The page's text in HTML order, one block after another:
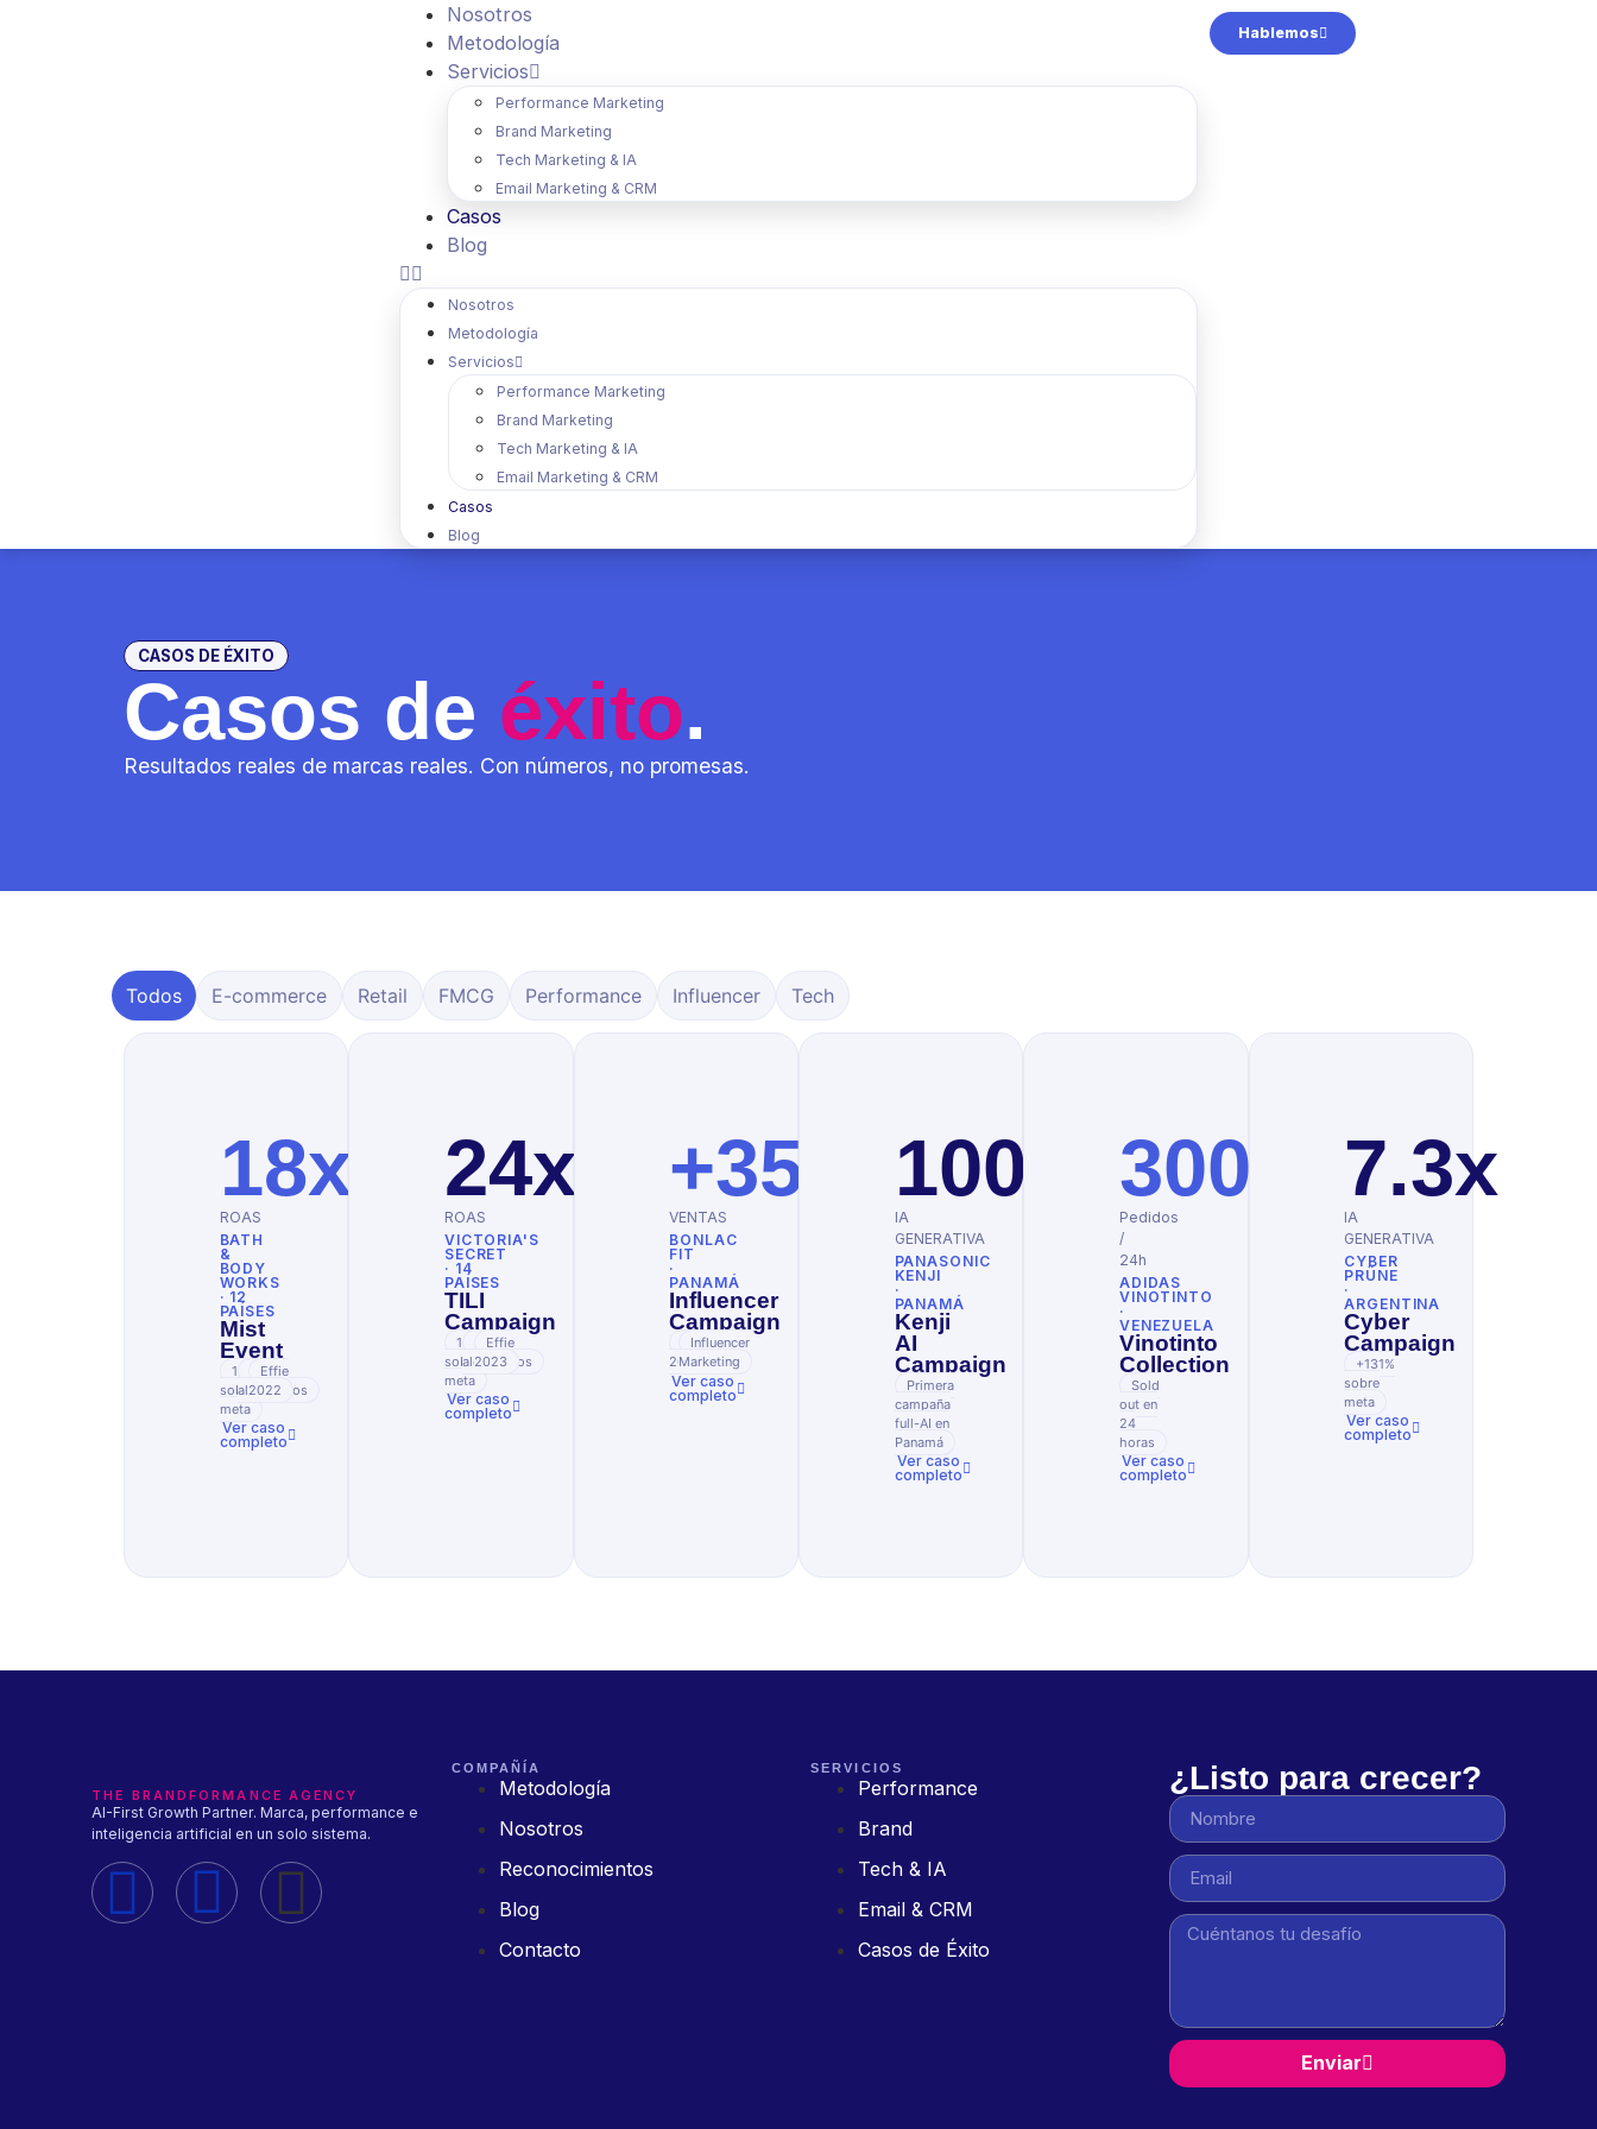
Nosotros
Metodología
Servicios
Performance Marketing
Brand Marketing
Tech Marketing & IA
Email Marketing & CRM
Casos
Blog
Nosotros
Metodología
Servicios
Performance Marketing
Brand Marketing
Tech Marketing & IA
Email Marketing & CRM
Casos
Blog
Hablemos
CASOS DE ÉXITO
Casos de éxito.
Resultados reales de marcas reales. Con números, no promesas.
Todos E-commerce Retail FMCG Performance Influencer Tech
18x
ROAS
BATH
&
BODY
WORKS
· 12
PAÍSES
Mist
Event
122%
sobre
meta
1.1M
alcanzados
Effie
2022
Ver caso
completo
24x
ROAS
VICTORIA'S
SECRET
· 14
PAÍSES
TILI
Campaign
165%
sobre
meta
2M
alcanzados
Effie
2023
Ver caso
completo
+350%
VENTAS
BONLAC
FIT
·
PANAMÁ
Influencer
Campaign
Effie
2025
Influencer
Marketing
Ver caso
completo
100%
IA
GENERATIVA
PANASONIC
KENJI
·
PANAMÁ
Kenji
AI
Campaign
Primera
campaña
full-AI en
Panamá
Ver caso
completo
300
Pedidos
/
24h
ADIDAS
VINOTINTO
·
VENEZUELA
Vinotinto
Collection
Sold
out en
24
horas
Ver caso
completo
7.3x
IA
GENERATIVA
CYBER
PRÜNE
·
ARGENTINA
Cyber
Campaign
+131%
sobre
meta
Ver caso
completo
THE BRANDFORMANCE AGENCY
AI-First Growth Partner. Marca, performance e
inteligencia artificial en un solo sistema.
COMPAÑÍA
Metodología
Nosotros
Reconocimientos
Blog
Contacto
SERVICIOS
Performance
Brand
Tech & IA
Email & CRM
Casos de Éxito
¿Listo para crecer?
Enviar